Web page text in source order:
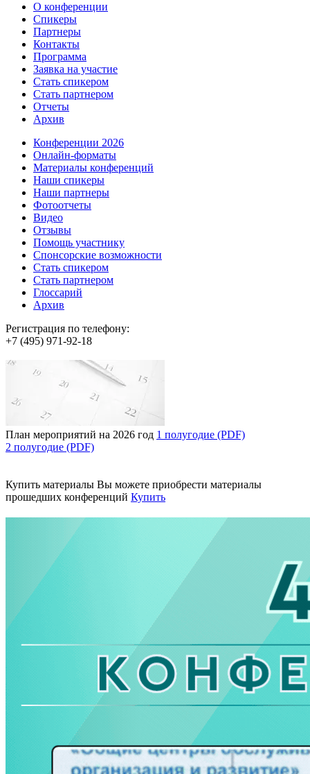
О конференции
Спикеры
Партнеры
Контакты
Программа
Заявка на участие
Стать спикером
Стать партнером
Отчеты
Архив
Конференции 2026
Онлайн-форматы
Материалы конференций
Наши спикеры
Наши партнеры
Фотоотчеты
Видео
Отзывы
Помощь участнику
Спонсорские возможности
Стать спикером
Стать партнером
Глоссарий
Архив
Регистрация по телефону:
+7 (495) 971-92-18
План мероприятий на 2026 год 1 полугодие (PDF)
2 полугодие (PDF)
Купить материалы Вы можете приобрести материалы
прошедших конференций Купить